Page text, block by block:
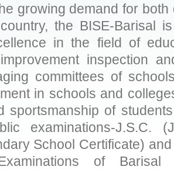
growing demand for
the BISE-Barisal
in the field of
inspection
committees of
in schools and
sportsmanship of
examinations-J.S.C.
School Certificate)
of